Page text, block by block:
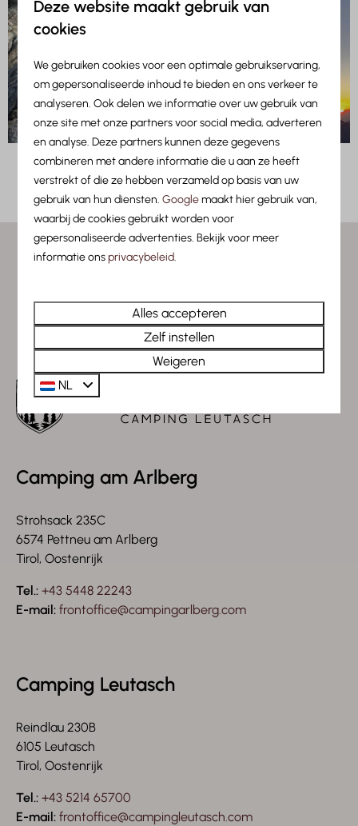
Swipe voor een sfeerimpressie →
Veilig betalen
Camping am Arlberg
Strohsack 235C
6574 Pettneu am Arlberg
Tirol, Oostenrijk
Tel.: +43 5448 22243
E-mail: frontoffice@campingarlberg.com
Camping Leutasch
Reindlau 230B
6105 Leutasch
Tirol, Oostenrijk
Tel.: +43 5214 65700
E-mail: frontoffice@campingleutasch.com
Deze website maakt gebruik van
cookies
We gebruiken cookies voor een optimale gebruikservaring,
om gepersonaliseerde inhoud te bieden en ons verkeer te
analyseren. Ook delen we informatie over uw gebruik van
onze site met onze partners voor social media, adverteren
en analyse. Deze partners kunnen deze gegevens
combineren met andere informatie die u aan ze heeft
verstrekt of die ze hebben verzameld op basis van uw
gebruik van hun diensten.Googlemaakt hier gebruik van,
waarbij de cookies gebruikt worden voor
gepersonaliseerde advertenties. Bekijk voor meer
informatie onsprivacybeleid.
Alles accepteren
Zelf instellen
Weigeren
NL